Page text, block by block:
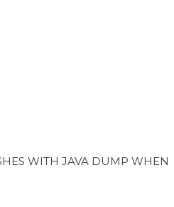
WITH JAVA DUMP WHEN